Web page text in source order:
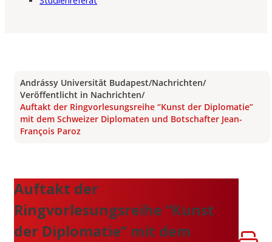
Andrássy Universität Budapest/Nachrichten/
Veröffentlicht in Nachrichten/
Auftakt der Ringvorlesungsreihe “Kunst der Diplomatie”
mit dem Schweizer Diplomaten und Botschafter Jean-
François Paroz
Auftakt der
Ringvorlesungsreihe “Kunst
der Diplomatie” mit dem